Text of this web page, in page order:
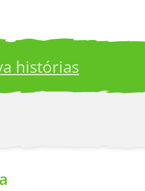
histórias